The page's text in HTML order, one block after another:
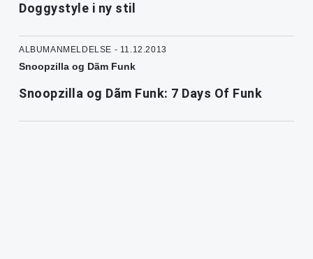
Doggystyle i ny stil
ALBUMANMELDELSE - 11.12.2013
Snoopzilla og Dãm Funk
Snoopzilla og Dãm Funk: 7 Days Of Funk